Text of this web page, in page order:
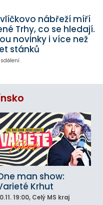
nábřeží míří
Trhy, co se hledají.
novinky i více než
stánků
man show:
Krhut
19:00, Celý MS kraj